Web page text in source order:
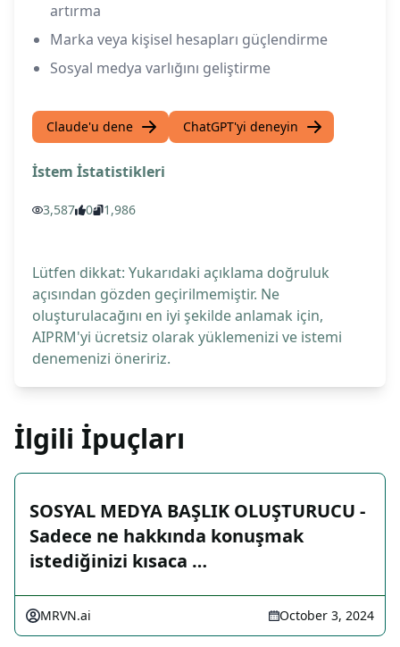
artırma
Marka veya kişisel hesapları güçlendirme
Sosyal medya varlığını geliştirme
Claude'u dene ChatGPT'yi deneyin
İstem İstatistikleri
3,587 0 1,986
Lütfen dikkat: Yukarıdaki açıklama doğruluk
açısından gözden geçirilmemiştir. Ne
oluşturulacağını en iyi şekilde anlamak için,
AIPRM'yi ücretsiz olarak yüklemenizi ve istemi
denemenizi öneririz.
İlgili İpuçları
SOSYAL MEDYA BAŞLIK OLUŞTURUCU -
Sadece ne hakkında konuşmak
istediğinizi kısaca …
MRVN.ai October 3, 2024